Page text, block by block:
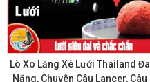
Lò Xo Lăng Xê Lưới Thailand Đa
Năng, Chuyên Câu Lancer, Câu